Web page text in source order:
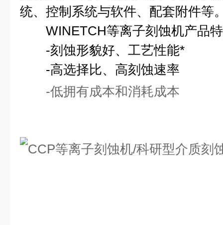
统、控制系统与软件、配套附件等
WINETCH等离子刻蚀机产品
-刻蚀形貌好、工艺性能*
-高选择比、高刻蚀速率
-低拥有成本和消耗成本